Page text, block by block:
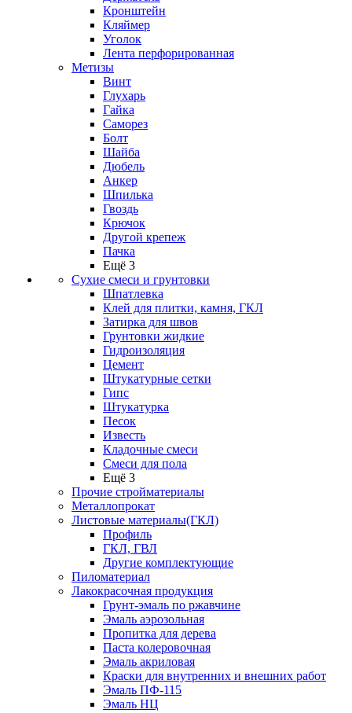
Кронштейн
Кляймер
Уголок
Лента перфорированная
Метизы
Винт
Глухарь
Гайка
Саморез
Болт
Шайба
Дюбель
Анкер
Шпилька
Гвоздь
Крючок
Другой крепеж
Пачка
Ещё 3
Сухие смеси и грунтовки
Шпатлевка
Клей для плитки, камня, ГКЛ
Затирка для швов
Грунтовки жидкие
Гидроизоляция
Цемент
Штукатурные сетки
Гипс
Штукатурка
Песок
Известь
Кладочные смеси
Смеси для пола
Ещё 3
Прочие стройматериалы
Металлопрокат
Листовые материалы(ГКЛ)
Профиль
ГКЛ, ГВЛ
Другие комплектующие
Пиломатериал
Лакокрасочная продукция
Грунт-эмаль по ржавчине
Эмаль аэрозольная
Пропитка для дерева
Паста колеровочная
Эмаль акриловая
Краски для внутренних и внешних работ
Эмаль ПФ-115
Эмаль НЦ